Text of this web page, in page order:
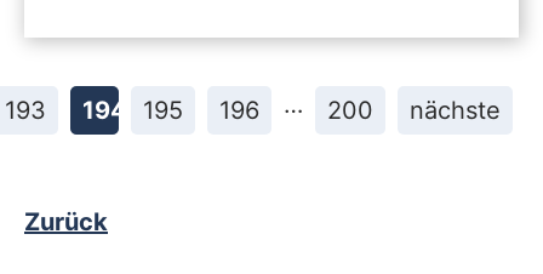
193 194 195 196 … 200 nächste
Zurück